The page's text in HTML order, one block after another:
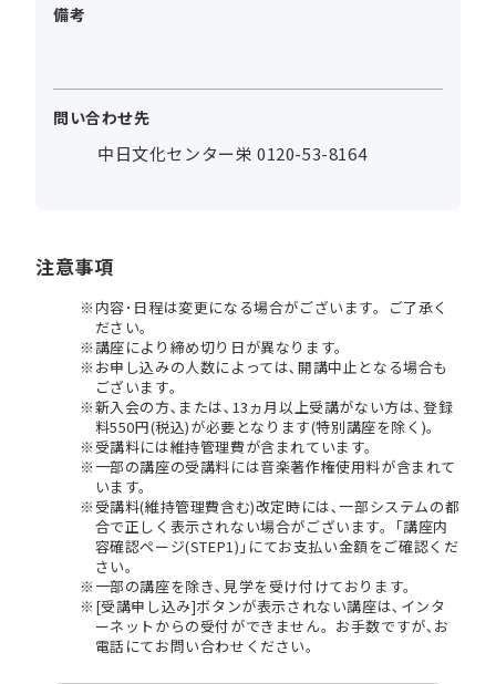
備考
問い合わせ先
中日文化センター栄 0120-53-8164
注意事項
内容･日程は変更になる場合がございます。ご了承く
ださい。
講座により締め切り日が異なります。
お申し込みの人数によっては､開講中止となる場合も
ございます。
新入会の方､または､13ヵ月以上受講がない方は､登録
料550円(税込)が必要となります(特別講座を除く)。
受講料には維持管理費が含まれています。
一部の講座の受講料には音楽著作権使用料が含まれて
います。
受講料(維持管理費含む)改定時には､一部システムの都
合で正しく表示されない場合がございます。｢講座内
容確認ページ(STEP1)｣にてお支払い金額をご確認くだ
さい。
一部の講座を除き､見学を受け付けております。
[受講申し込み]ボタンが表示されない講座は､インタ
ーネットからの受付ができません。お手数ですが､お
電話にてお問い合わせください。